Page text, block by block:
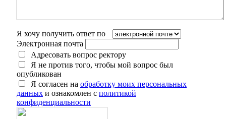
Я хочу получить ответ по
Электронная почта
Адресовать вопрос ректору
Я не против того, чтобы мой вопрос был
опубликован
Я согласен на обработку моих персональных
данных и ознакомлен с политикой
конфиденциальности